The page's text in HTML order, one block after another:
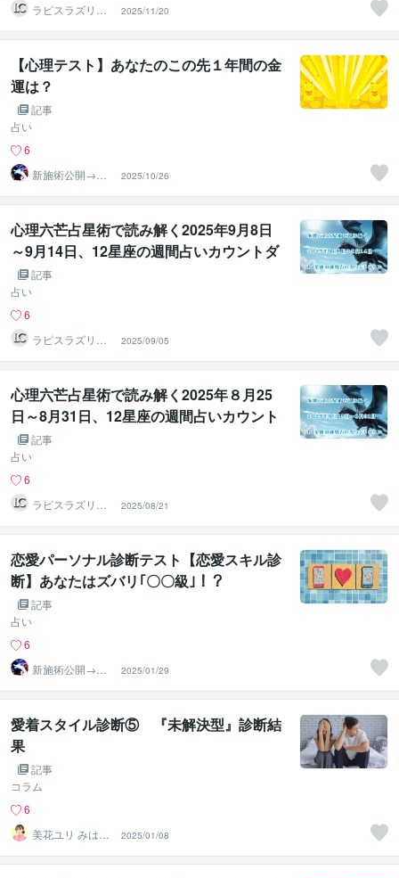
ラピスラズリク
リエイト
2025/11/20
【心理テスト】あなたのこの先１年間の金
運は？
記事
占い
6
新施術公開→≪
相手意識強制変
化≫◆星桜龍
2025/10/26
心理六芒占星術で読み解く2025年9月8日
～9月14日、12星座の週間占いカウントダ
ウン記事
占い
6
ラピスラズリク
リエイト
2025/09/05
心理六芒占星術で読み解く2025年８月25
日～8月31日、12星座の週間占いカウント
ダウン
記事
占い
6
ラピスラズリク
リエイト
2025/08/21
恋愛パーソナル診断テスト【恋愛スキル診
断】あなたはズバリ｢〇〇級｣！？
記事
占い
6
新施術公開→≪
相手意識強制変
化≫◆星桜龍
2025/01/29
愛着スタイル診断⑤ 『未解決型』診断結
果
記事
コラム
6
美花ユリ みはな
ゆり
2025/01/08